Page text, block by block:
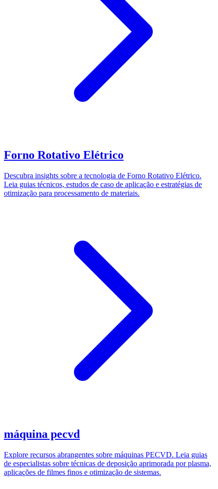
Forno Rotativo Elétrico
Descubra insights sobre a tecnologia de Forno Rotativo Elétrico.
Leia guias técnicos, estudos de caso de aplicação e estratégias de
otimização para processamento de materiais.
máquina pecvd
Explore recursos abrangentes sobre máquinas PECVD. Leia guias
de especialistas sobre técnicas de deposição aprimorada por plasma,
aplicações de filmes finos e otimização de sistemas.